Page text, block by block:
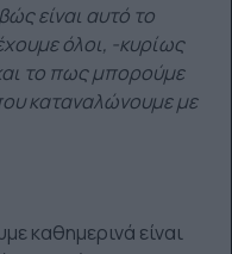
είναι αυτό το
όλοι, -κυρίως
το πως μπορούμε
καταναλώνουμε με
καθημερινά είναι